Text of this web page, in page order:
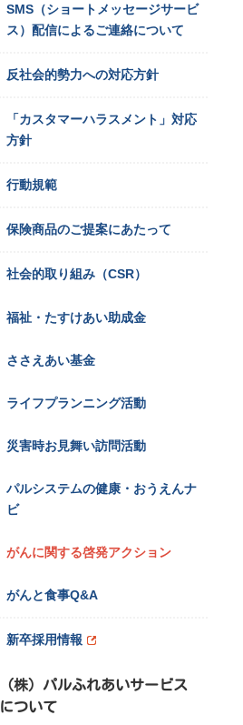
SMS（ショートメッセージサービ
ス）配信によるご連絡について
反社会的勢力への対応方針
「カスタマーハラスメント」対応
方針
行動規範
保険商品のご提案にあたって
社会的取り組み（CSR）
福祉・たすけあい助成金
ささえあい基金
ライフプランニング活動
災害時お見舞い訪問活動
パルシステムの健康・おうえんナ
ビ
がんに関する啓発アクション
がんと食事Q&A
新卒採用情報
（株）パルふれあいサービス
について